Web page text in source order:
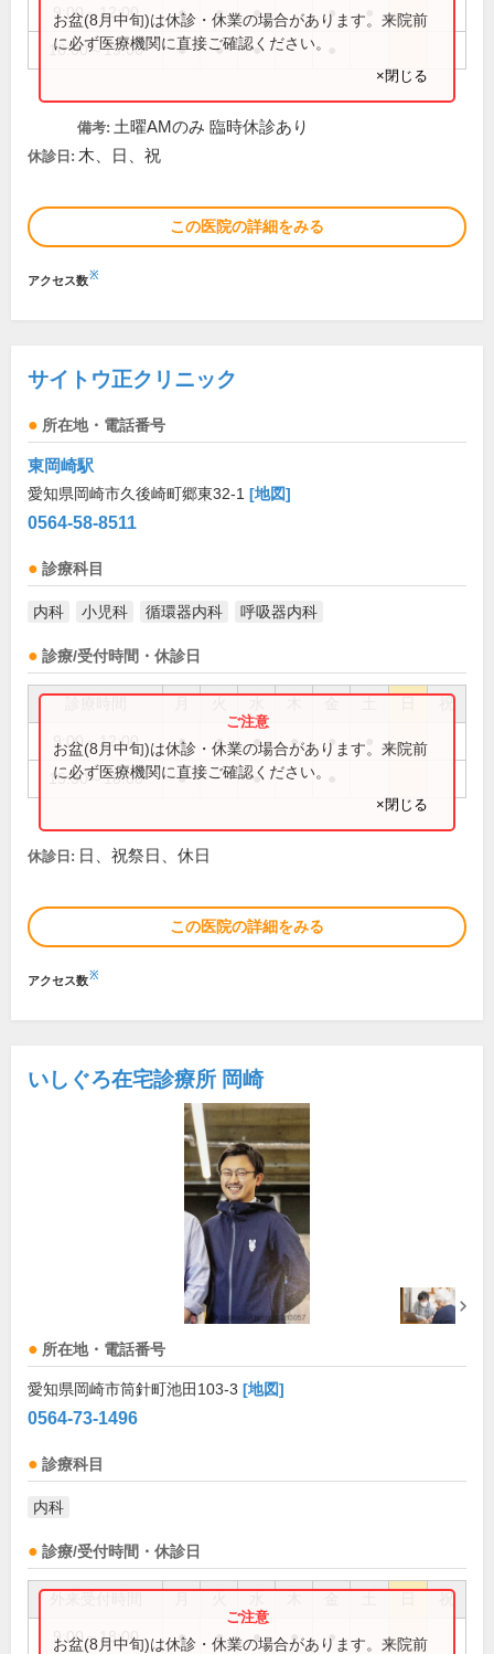
9:00～12:00 ● ● ● ●
16:00～19:00 ● ● ●
お盆(8月中旬)は休診・休業の場合があります。来院前
に必ず医療機関に直接ご確認ください。
×閉じる
備考: 土曜AMのみ 臨時休診あり
休診日: 木、日、祝
この医院の詳細をみる
アクセス数※
サイトウ正クリニック
所在地・電話番号
東岡崎駅
愛知県岡崎市久後崎町郷東32-1 [地図]
0564-58-8511
診療科目
内科 小児科 循環器内科 呼吸器内科
診療/受付時間・休診日
祝
9:00～12:00 ● ● ● ● ●
15:30～18:00 ● ●
お盆(8月中旬)は休診・休業の場合があります。来院前
に必ず医療機関に直接ご確認ください。
×閉じる
休診日: 日、祝祭日、休日
この医院の詳細をみる
アクセス数※
いしぐろ在宅診療所 岡崎
所在地・電話番号
愛知県岡崎市筒針町池田103-3 [地図]
0564-73-1496
診療科目
内科
診療/受付時間・休診日
祝
9:00～18:00 ● ● ● ● ●
お盆(8月中旬)は休診・休業の場合があります。来院前